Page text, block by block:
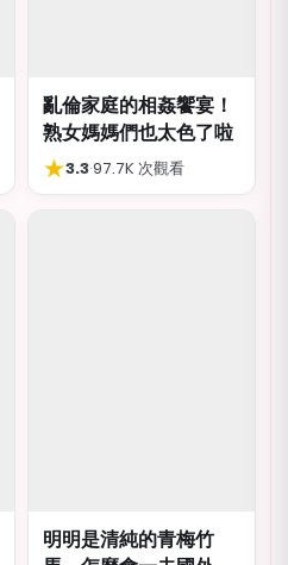
亂倫家庭的相姦饗宴！
熟女媽媽們也太色了啦
★3.3·97.7K 次觀看
明明是清純的青梅竹